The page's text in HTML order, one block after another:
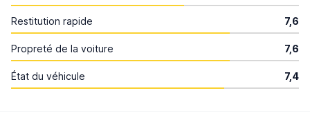
Restitution rapide 7,6
Propreté de la voiture 7,6
État du véhicule 7,4